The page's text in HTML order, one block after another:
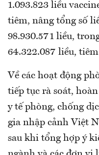
1.093.823 liều
tiêm, nâng tổng số
98.930.571 liều,
64.322.087 liều,
Về các hoạt động
tiếp tục rà soát,
y tế phòng, chống
gia nhập cảnh Việt
sau khi tổng hợp ý